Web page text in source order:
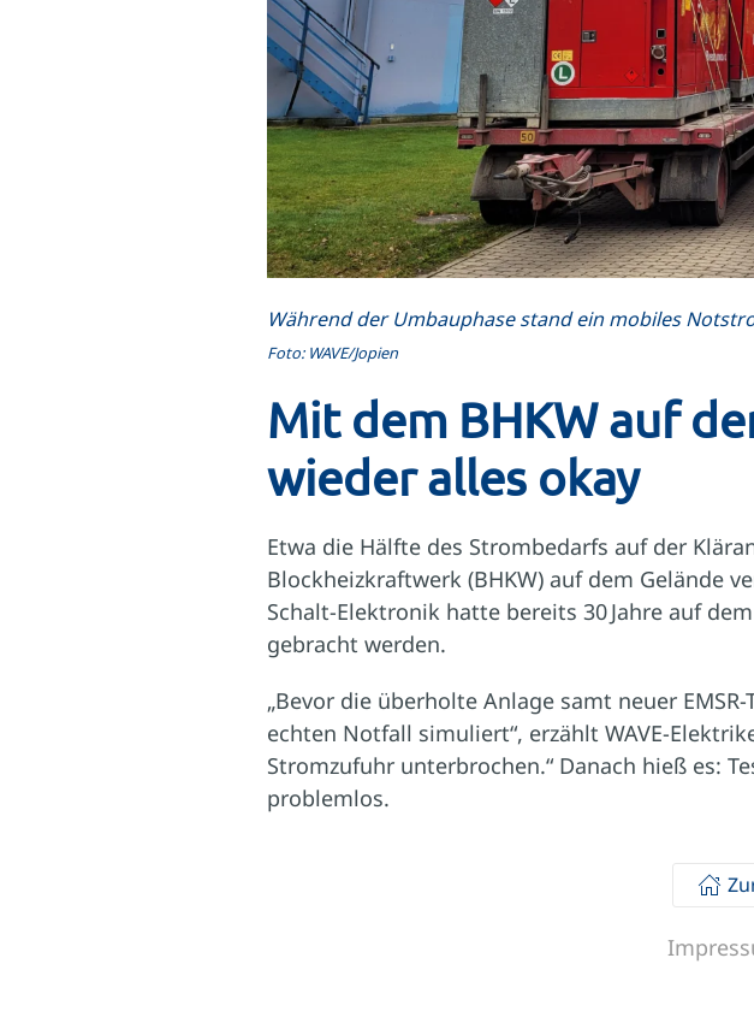
Während der Umbauphase stand ein mobiles
Foto: WAVE/Jopien
Mit dem BHKW auf
wieder alles okay
Etwa die Hälfte des Strombedarfs auf der
Blockheizkraftwerk (BHKW) auf dem Gelände
Schalt-Elektronik hatte bereits 30 Jahre auf
gebracht werden.
„Bevor die überholte Anlage samt neuer
echten Notfall simuliert“, erzählt WAVE-
Stromzufuhr unterbrochen.“ Danach hieß es:
problemlos.